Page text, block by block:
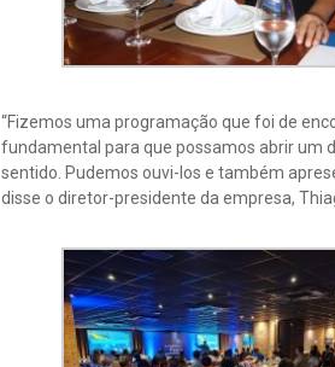
“Fizemos uma programação que foi de
fundamental para que possamos abrir um
sentido. Pudemos ouvi-los e também
disse o diretor-presidente da empresa,